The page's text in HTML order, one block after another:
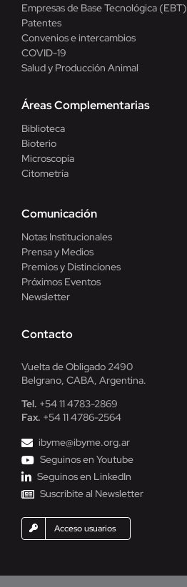
Empresas de Base Tecnológica (EBT)
Patentes
Convenios e intercambios
COVID-19
Salud y Producción Animal
Áreas Complementarias
Biblioteca
Bioterio
Microscopía
Citometría
Comunicación
Notas Institucionales
Prensa y Medios
Premios y Distinciones
Próximos Eventos
Newsletter
Contacto
Vuelta de Obligado 2490
Belgrano, CABA, Argentina.
Tel. +54 11 4783-2869
Fax. +54 11 4786-2564
ibyme@ibyme.org.ar
Seguinos en Youtube
Seguinos en LinkedIn
Suscribite al Newsletter
Acceso usuarios